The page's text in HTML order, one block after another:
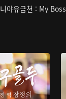
니야유금천 : My Boss